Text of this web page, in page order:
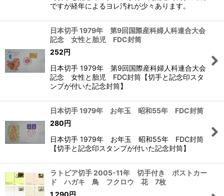
ですが経年によるヨレ汚れが少々あります。
日本切手 1979年 第9回国際産科婦人科連合大会
記念 女性と胎児 FDC封筒
252円
日本切手 1979年 第9回国際産科婦人科連合大会
記念 女性と胎児 FDC封筒【切手と記念印スタ
ンプが付いた記念封筒】
日本切手 1979年 お年玉 昭和55年 FDC封筒
280円
日本切手 1979年 お年玉 昭和55年 FDC封筒
【切手と記念印スタンプが付いた記念封筒】
ラトビア切手 2005-11年 切手付き ポストカー
ド ハガキ 鳥 フクロウ 花 7枚
1,290円